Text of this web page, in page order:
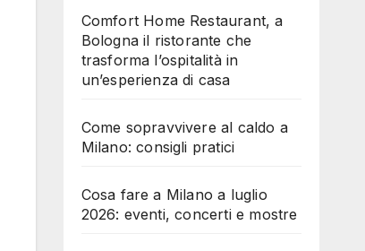
Comfort Home Restaurant, a
Bologna il ristorante che
trasforma l’ospitalità in
un’esperienza di casa
Come sopravvivere al caldo a
Milano: consigli pratici
Cosa fare a Milano a luglio
2026: eventi, concerti e mostre